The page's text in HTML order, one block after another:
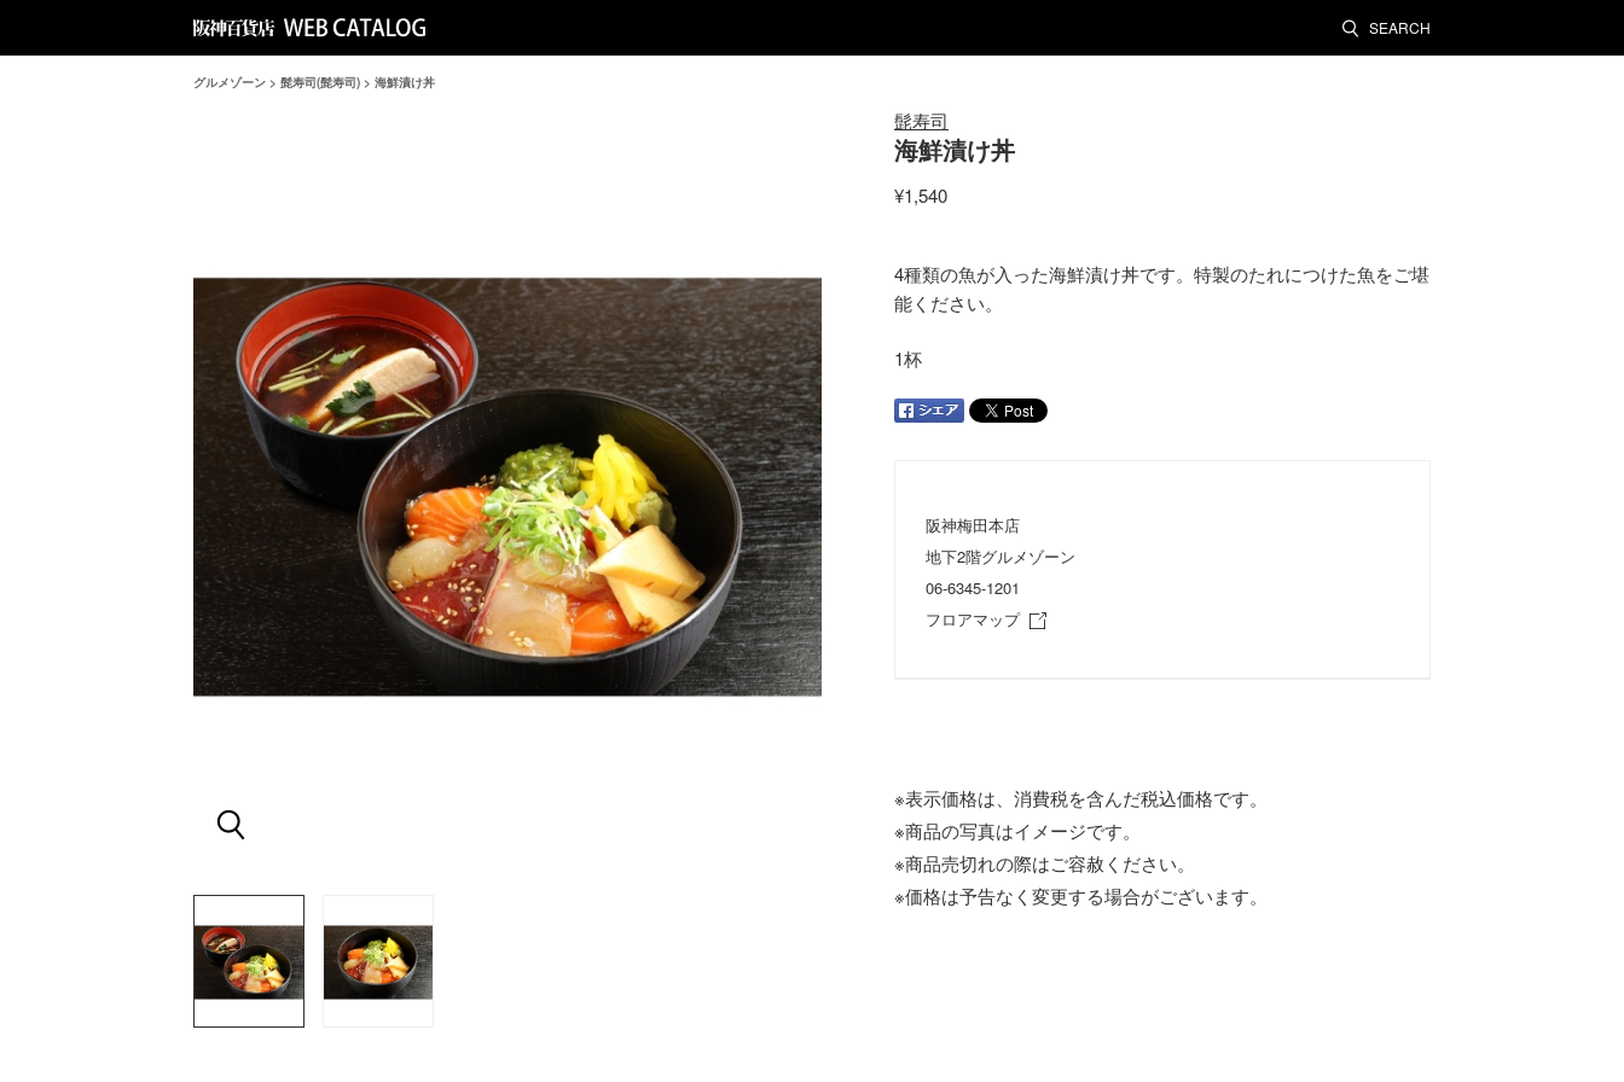
SEARCH
グルメゾーン > 髭寿司(髭寿司) > 海鮮漬け丼
髭寿司
海鮮漬け丼
¥1,540
4種類の魚が入った海鮮漬け丼です。特製のたれにつけた魚をご堪
能ください。
1杯
阪神梅田本店
地下2階グルメゾーン
06-6345-1201
フロアマップ
※表示価格は、消費税を含んだ税込価格です。
※商品の写真はイメージです。
※商品売切れの際はご容赦ください。
※価格は予告なく変更する場合がございます。